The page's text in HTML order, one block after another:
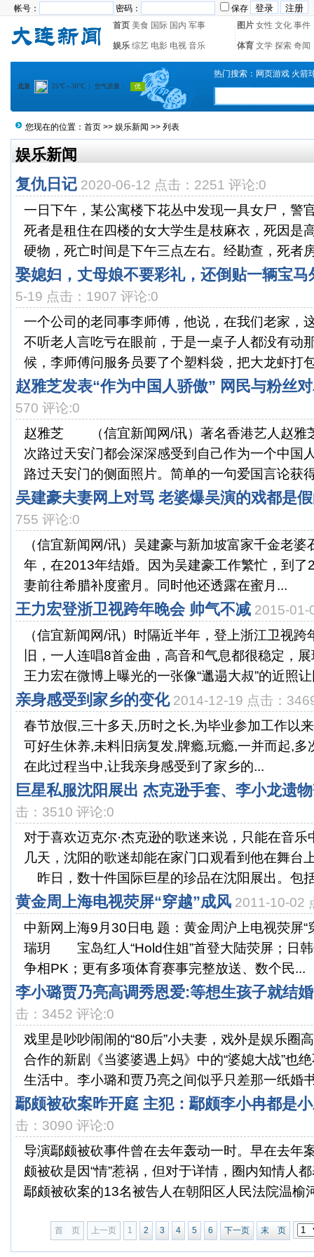
帐号： 密码：
保存
首页 美食 国际 国内 军事 图片 女性 文化 事件
娱乐 综艺 电影 电视 音乐 体育 文学 探索 奇闻
热门搜索： 网页游戏 火箭
您现在的位置： 首页 >> 娱乐新闻 >> 列表
娱乐新闻
复仇日记 2020-06-12 点击：2251 评论:0
一日下午，某公寓楼下花丛中发现一具女尸，警
死者是租住在四楼的女大学生是枝麻衣，死因是
硬物，死亡时间是下午三点左右。经勘查，死者
娶媳妇，丈母娘不要彩礼，还倒贴一辆宝马
5-19 点击：1907 评论:0
一个公司的老同事李师傅，他说，在我们老家，
不听老人言吃亏在眼前，于是一桌子人都没有动
候，李师傅问服务员要了个塑料袋，把大龙虾打
赵雅芝发表“作为中国人骄傲” 网民与粉丝
570 评论:0
赵雅芝 （信宜新闻网/讯）著名香港艺人赵雅
次路过天安门都会深深感受到自己作为一个中国
路过天安门的侧面照片。简单的一句爱国言论获
吴建豪夫妻网上对骂 老婆爆吴演的戏都是
755 评论:0
（信宜新闻网/讯）吴建豪与新加坡富家千金老
年，在2013年结婚。因为吴建豪工作繁忙，到了
妻前往希腊补度蜜月。同时他还透露在蜜月...
王力宏登浙卫视跨年晚会 帅气不减 2015-01-
（信宜新闻网/讯）时隔近半年，登上浙江卫视
旧，一人连唱8首金曲，高音和气息都很稳定，
王力宏在微博上曝光的一张像“邋遢大叔”的近照
亲身感受到家乡的变化 2014-12-19 点击：
春节放假,三十多天,历时之长,为毕业参加工作以
可好生休养,未料旧病复发,牌瘾,玩瘾,一并而起,多
在此过程当中,让我亲身感受到了家乡的...
巨星私服沈阳展出 杰克逊手套、李小龙遗
击：3510 评论:0
对于喜欢迈克尔·杰克逊的歌迷来说，只能在音
几天，沈阳的歌迷却能在家门口观看到他在舞
昨日，数十件国际巨星的珍品在沈阳展出。包
黄金周上海电视荧屏“穿越”成风 2011-10-02
中新网上海9月30日电 题：黄金周沪上电视荧
瑞玥 宝岛红人“Hold住姐”首登大陆荧屏；日韩
争相PK；更有多项体育赛事完整放送、数个民...
李小璐贾乃亮高调秀恩爱:等想生孩子就结
击：3452 评论:0
戏里是吵吵闹闹的“80后”小夫妻，戏外是娱乐圈
合作的新剧《当婆婆遇上妈》中的“婆媳大战”也
生活中。李小璐和贾乃亮之间似乎只差那一纸婚
鄢颇被砍案昨开庭 主犯：鄢颇李小冉都是
击：3090 评论:0
导演鄢颇被砍事件曾在去年轰动一时。早在去年
颇被砍是因“情”惹祸，但对于详情，圈内知情人
鄢颇被砍案的13名被告人在朝阳区人民法院温榆
首 页 上一页 1 2 3 4 5 6 下一页 末 页